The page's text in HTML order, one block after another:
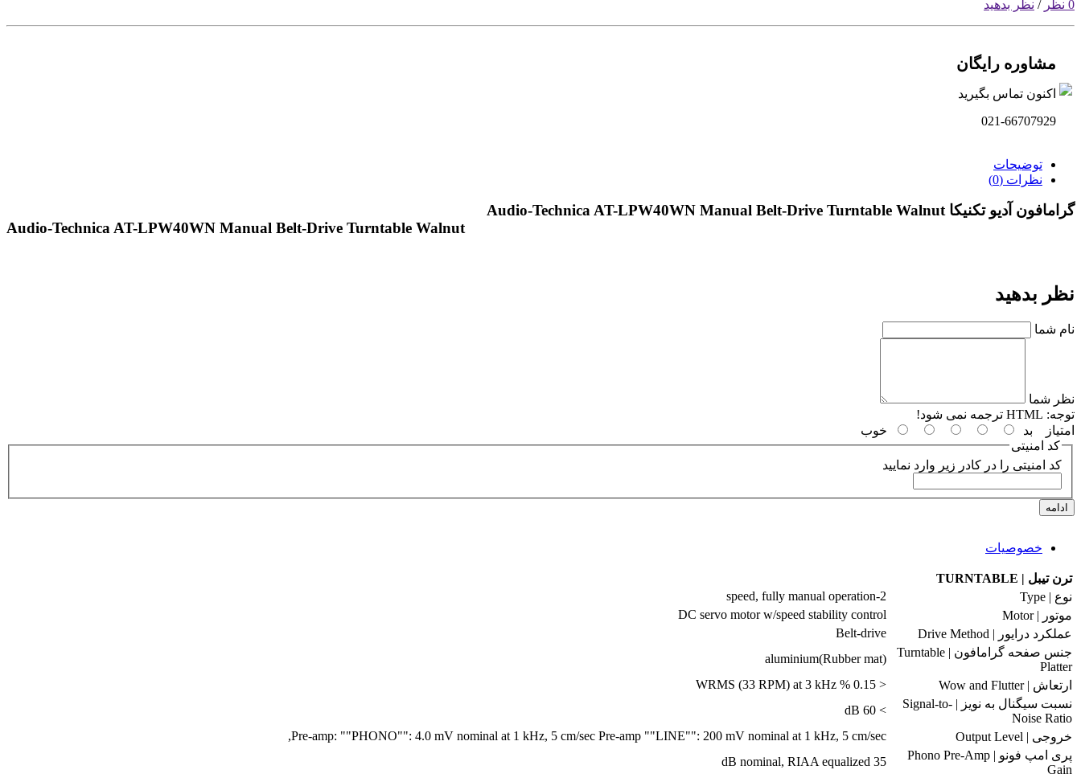
0 نظر / نظر بدهید
مشاوره رایگان
اکنون تماس بگیرید
021-66707929
توضیحات
نظرات (0)
گرامافون آدیو تکنیکا Audio-Technica AT-LPW40WN Manual Belt-Drive Turntable Walnut
Audio-Technica AT-LPW40WN Manual Belt-Drive Turntable Walnut
نظر بدهید
نام شما
نظر شما
توجه:
امتیاز
بد
خوب
کد امنیتی
کد امنیتی را در کادر زیر وارد نمایید
ادامه
خصوصیات
ترن تیبل | TURNTABLE
نوع | Type
2-speed, fully manual operation
موتور | Motor
DC servo motor w/speed stability control
عملکرد درایور | Drive Method
Belt-drive
جنس صفحه گرامافون | Turntable
Platter
aluminium(Rubber mat)
ارتعاش | Wow and Flutter
< 0.15 % WRMS (33 RPM) at 3 kHz
نسبت سیگنال به نویز | Signal-to-
Noise Ratio
> 60 dB
خروجی | Output Level
Pre-amp: ""PHONO"": 4.0 mV nominal at 1 kHz, 5 cm/sec Pre-amp ""LINE"": 200 mV nominal at 1 kHz, 5 cm/sec,
پری امپ فونو | Phono Pre-Amp
Gain
35 dB nominal, RIAA equalized